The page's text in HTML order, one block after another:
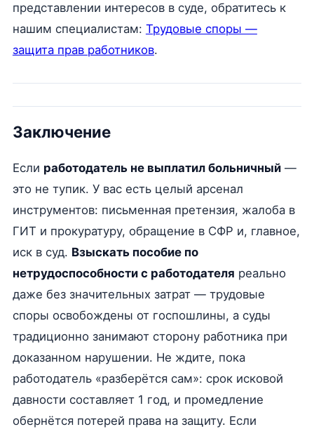
представлении интересов в суде, обратитесь к
нашим специалистам: Трудовые споры —
защита прав работников.
Заключение
Если работодатель не выплатил больничный—
это не тупик. У вас есть целый арсенал
инструментов: письменная претензия, жалоба в
ГИТ и прокуратуру, обращение в СФР и, главное,
иск в суд. Взыскать пособие по
нетрудоспособности с работодателя реально
даже без значительных затрат — трудовые
споры освобождены от госпошлины, а суды
традиционно занимают сторону работника при
доказанном нарушении. Не ждите, пока
работодатель «разберётся сам»: срок исковой
давности составляет 1 год, и промедление
обернётся потерей права на защиту. Если